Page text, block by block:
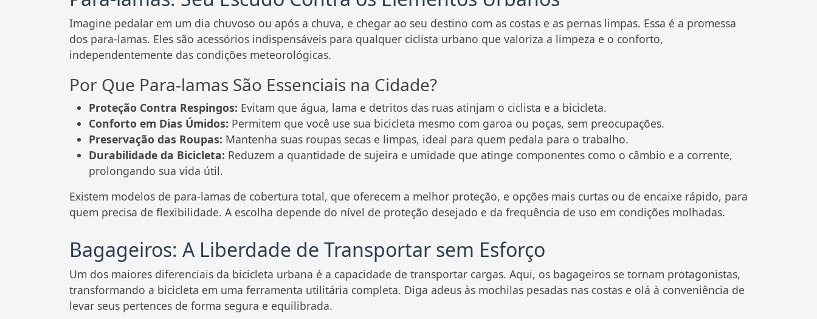
Imagine pedalar em um dia chuvoso ou após a chuva, e chegar ao seu destino com as costas e as pernas limpas. Essa é a promessa
dos para-lamas. Eles são acessórios indispensáveis para qualquer ciclista urbano que valoriza a limpeza e o conforto,
independentemente das condições meteorológicas.
Por Que Para-lamas São Essenciais na Cidade?
Proteção Contra Respingos: Evitam que água, lama e detritos das ruas atinjam o ciclista e a bicicleta.
Conforto em Dias Úmidos: Permitem que você use sua bicicleta mesmo com garoa ou poças, sem preocupações.
Preservação das Roupas: Mantenha suas roupas secas e limpas, ideal para quem pedala para o trabalho.
Durabilidade da Bicicleta: Reduzem a quantidade de sujeira e umidade que atinge componentes como o câmbio e a corrente,
prolongando sua vida útil.
Existem modelos de para-lamas de cobertura total, que oferecem a melhor proteção, e opções mais curtas ou de encaixe rápido, para
quem precisa de flexibilidade. A escolha depende do nível de proteção desejado e da frequência de uso em condições molhadas.
Bagageiros: A Liberdade de Transportar sem Esforço
Um dos maiores diferenciais da bicicleta urbana é a capacidade de transportar cargas. Aqui, os bagageiros se tornam protagonistas,
transformando a bicicleta em uma ferramenta utilitária completa. Diga adeus às mochilas pesadas nas costas e olá à conveniência de
levar seus pertences de forma segura e equilibrada.